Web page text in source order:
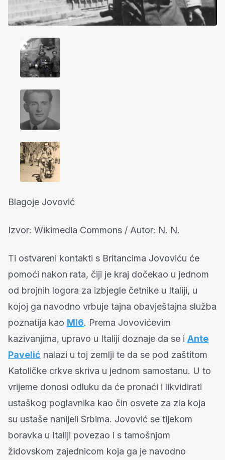
Blagoje Jovović
Izvor: Wikimedia Commons / Autor: N. N.
Ti ostvareni kontakti s Britancima Jovoviću će
pomoći nakon rata, čiji je kraj dočekao u jednom
od brojnih logora za izbjegle četnike u Italiji, u
kojoj ga navodno vrbuje tajna obavještajna služba
poznatija kao MI6. Prema Jovovićevim
kazivanjima, upravo u Italiji doznaje da se i Ante
Pavelić nalazi u toj zemlji te da se pod zaštitom
Katoličke crkve skriva u jednom samostanu. U to
vrijeme donosi odluku da će pronaći i likvidirati
ustaškog poglavnika kao čin osvete za zla koja
su ustaše nanijeli Srbima. Jovović se tijekom
boravka u Italiji povezao i s tamošnjom
židovskom zajednicom koja ga je navodno